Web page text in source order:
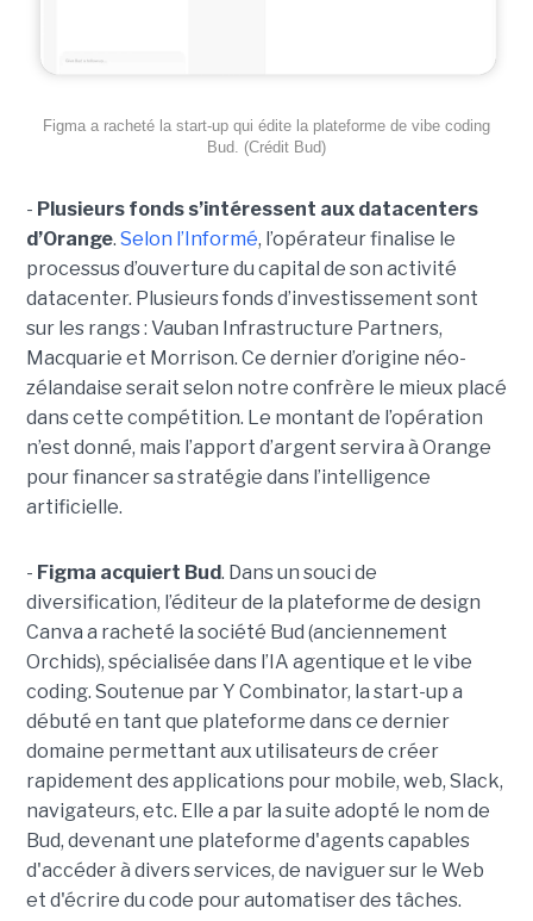
Figma a racheté la start-up qui édite la plateforme de vibe coding
Bud. (Crédit Bud)
- Plusieurs fonds s’intéressent aux datacenters
d’Orange. Selon l’Informé, l’opérateur finalise le
processus d’ouverture du capital de son activité
datacenter. Plusieurs fonds d’investissement sont
sur les rangs : Vauban Infrastructure Partners,
Macquarie et Morrison. Ce dernier d’origine néo-
zélandaise serait selon notre confrère le mieux placé
dans cette compétition. Le montant de l’opération
n’est donné, mais l’apport d’argent servira à Orange
pour financer sa stratégie dans l’intelligence
artificielle.
- Figma acquiert Bud. Dans un souci de
diversification, l’éditeur de la plateforme de design
Canva a racheté la société Bud (anciennement
Orchids), spécialisée dans l’IA agentique et le vibe
coding. Soutenue par Y Combinator, la start-up a
débuté en tant que plateforme dans ce dernier
domaine permettant aux utilisateurs de créer
rapidement des applications pour mobile, web, Slack,
navigateurs, etc. Elle a par la suite adopté le nom de
Bud, devenant une plateforme d'agents capables
d'accéder à divers services, de naviguer sur le Web
et d'écrire du code pour automatiser des tâches.